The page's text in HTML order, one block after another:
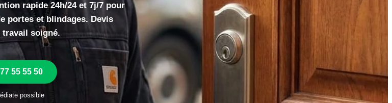
rapide 24h/24 et 7j/7 pour
portes et blindages. Devis
soigné.
55 55 50
possible